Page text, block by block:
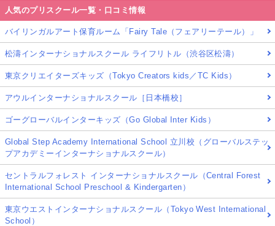
人気のプリスクール一覧・口コミ情報
バイリンガルアート保育ルーム「Fairy Tale（フェアリーテール）」
松濤インターナショナルスクール ライフリトル（渋谷区松濤）
東京クリエイターズキッズ（Tokyo Creators kids／TC Kids）
アウルインターナショナルスクール［日本橋校］
ゴーグローバルインターキッズ（Go Global Inter Kids）
Global Step Academy International School 立川校（グローバルステッ
プアカデミーインターナショナルスクール）
セントラルフォレスト インターナショナルスクール（Central Forest
International School Preschool & Kindergarten）
東京ウエストインターナショナルスクール（Tokyo West International
School）